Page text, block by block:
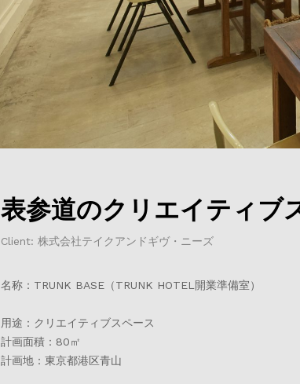
表参道のクリエイティブ
Client: 株式会社テイクアンドギヴ・ニーズ
名称：TRUNK BASE（TRUNK HOTEL開業準備室）
用途：クリエイティブスペース
計画面積：80㎡
計画地：東京都港区青山